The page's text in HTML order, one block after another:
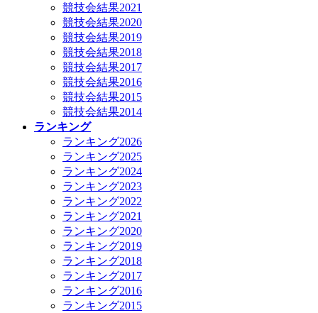
競技会結果2021
競技会結果2020
競技会結果2019
競技会結果2018
競技会結果2017
競技会結果2016
競技会結果2015
競技会結果2014
ランキング
ランキング2026
ランキング2025
ランキング2024
ランキング2023
ランキング2022
ランキング2021
ランキング2020
ランキング2019
ランキング2018
ランキング2017
ランキング2016
ランキング2015